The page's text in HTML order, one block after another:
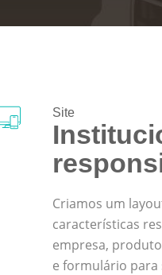
Site
Criamos um
características
empresa,
e formulário